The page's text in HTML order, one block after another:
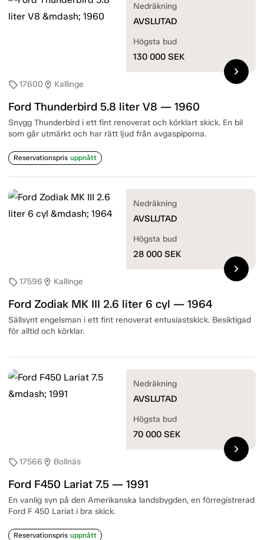
sell17600 location_on Kallinge
Ford Thunderbird 5.8 liter V8 — 1960
Snygg Thunderbird i ett fint renoverat och körklart skick. En bil
som går utmärkt och har rätt ljud från avgaspiporna.
Reservationspris uppnått
Nedräkning
AVSLUTAD
Högsta bud
130 000 SEK
chevron_right
sell17596 location_on Kallinge
Ford Zodiak MK III 2.6 liter 6 cyl — 1964
Sällsynt engelsman i ett fint renoverat entusiastskick. Besiktigad
för alltid och körklar.
Nedräkning
AVSLUTAD
Högsta bud
28 000 SEK
chevron_right
sell17566 location_on Bollnäs
Ford F450 Lariat 7.5 — 1991
En vanlig syn på den Amerikanska landsbygden, en förregistrerad
Ford F 450 Lariat i bra skick.
Reservationspris uppnått
Nedräkning
AVSLUTAD
Högsta bud
70 000 SEK
chevron_right